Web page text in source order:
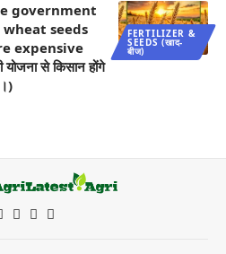
FERTILIZER &
SEEDS (खाद-
बीज)
government
seeds
expensive
से किसान होंगे